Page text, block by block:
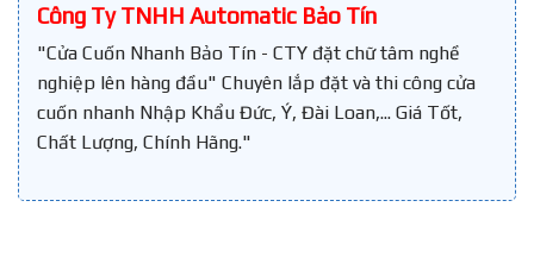
Công Ty TNHH Automatic Bảo Tín
"Cửa Cuốn Nhanh Bảo Tín - CTY đặt chữ tâm nghề
nghiệp lên hàng đầu" Chuyên lắp đặt và thi công cửa
cuốn nhanh Nhập Khẩu Đức, Ý, Đài Loan,... Giá Tốt,
Chất Lượng, Chính Hãng."